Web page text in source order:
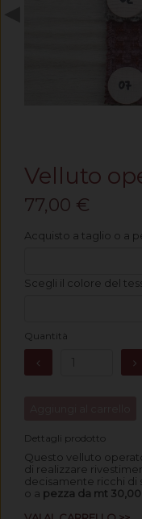
Velluto
77,00 €
Acquisto a taglio o a
Scegli il colore del
Quantità
Dettagli prodotto
Questo velluto
di realizzare
decisamente ricchi di
o a pezza da mt 30,00.